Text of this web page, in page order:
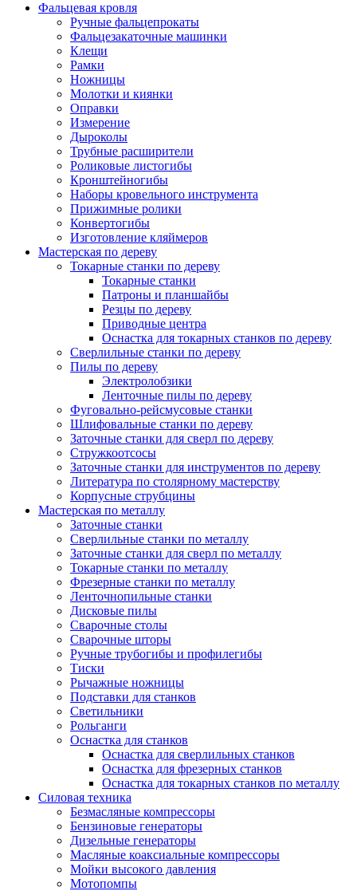
Фальцевая кровля
Ручные фальцепрокаты
Фальцезакаточные машинки
Клещи
Рамки
Ножницы
Молотки и киянки
Оправки
Измерение
Дыроколы
Трубные расширители
Роликовые листогибы
Кронштейногибы
Наборы кровельного инструмента
Прижимные ролики
Конвертогибы
Изготовление кляймеров
Мастерская по дереву
Токарные станки по дереву
Токарные станки
Патроны и планшайбы
Резцы по дереву
Приводные центра
Оснастка для токарных станков по дереву
Сверлильные станки по дереву
Пилы по дереву
Электролобзики
Ленточные пилы по дереву
Фуговально-рейсмусовые станки
Шлифовальные станки по дереву
Заточные станки для сверл по дереву
Стружкоотсосы
Заточные станки для инструментов по дереву
Литература по столярному мастерству
Корпусные струбцины
Мастерская по металлу
Заточные станки
Сверлильные станки по металлу
Заточные станки для сверл по металлу
Токарные станки по металлу
Фрезерные станки по металлу
Ленточнопильные станки
Дисковые пилы
Сварочные столы
Сварочные шторы
Ручные трубогибы и профилегибы
Тиски
Рычажные ножницы
Подставки для станков
Светильники
Рольганги
Оснастка для станков
Оснастка для сверлильных станков
Оснастка для фрезерных станков
Оснастка для токарных станков по металлу
Силовая техника
Безмасляные компрессоры
Бензиновые генераторы
Дизельные генераторы
Масляные коаксиальные компрессоры
Мойки высокого давления
Мотопомпы